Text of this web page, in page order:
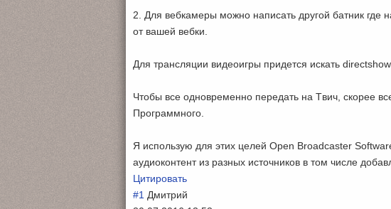
2. Для вебкамеры можно написать другой батник где
от вашей вебки.
Для трансляции видеоигры придется искать
Чтобы все одновременно передать на Tвич, скорее
Программного.
Я использую для этих целей Open Broadcaster
аудиоконтент из разных источников в том числе
Цитировать
#1 Дмитрий